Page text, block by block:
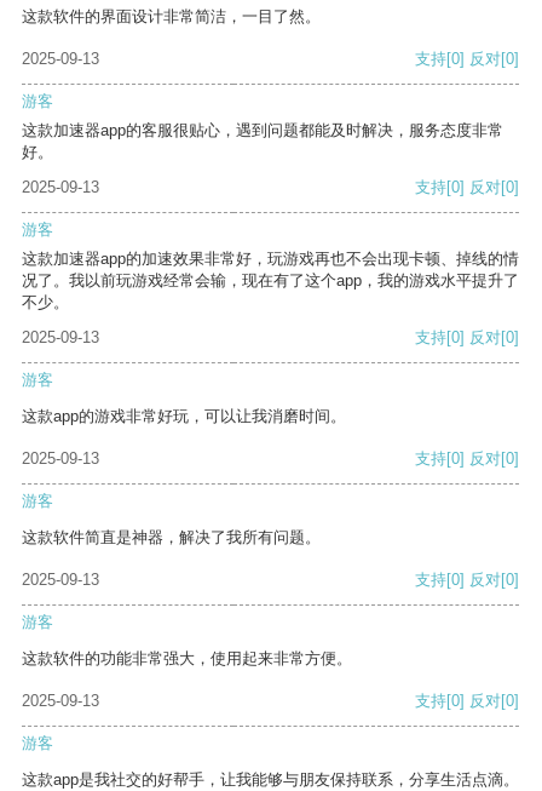
这款软件的界面设计非常简洁，一目了然。
2025-09-13 支持[0] 反对[0]
游客
这款加速器app的客服很贴心，遇到问题都能及时解决，服务态度非常
好。
2025-09-13
支持[0] 反对[0]
游客
这款加速器app的加速效果非常好，玩游戏再也不会出现卡顿、掉线的情
况了。我以前玩游戏经常会输，现在有了这个app，我的游戏水平提升了
不少。
2025-09-13
支持[0] 反对[0]
游客
这款app的游戏非常好玩，可以让我消磨时间。
2025-09-13 支持[0] 反对[0]
游客
这款软件简直是神器，解决了我所有问题。
2025-09-13 支持[0] 反对[0]
游客
这款软件的功能非常强大，使用起来非常方便。
2025-09-13 支持[0] 反对[0]
游客
这款app是我社交的好帮手，让我能够与朋友保持联系，分享生活点滴。